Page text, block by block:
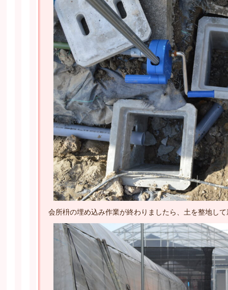
会所枡の埋め込み作業が終わりましたら、土を整地し